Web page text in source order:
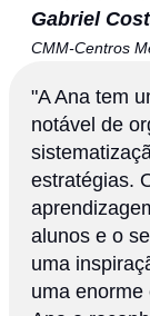
Gabriel
CMM-Centros
"A Ana tem
notável de
estratégias.
alunos e o
uma
uma